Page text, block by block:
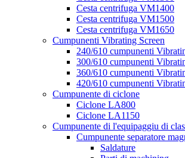
Cesta centrifuga VM1400
Cesta centrifuga VM1500
Cesta centrifuga VM1650
Cumpunenti Vibrating Screen
240/610 cumpunenti
300/610 cumpunenti
360/610 cumpunenti
420/610 cumpunenti
Cumpunente di ciclone
Ciclone LA800
Ciclone LA1150
Cumpunente di l'equipaggiu di
Cumpunente separatore
Saldature